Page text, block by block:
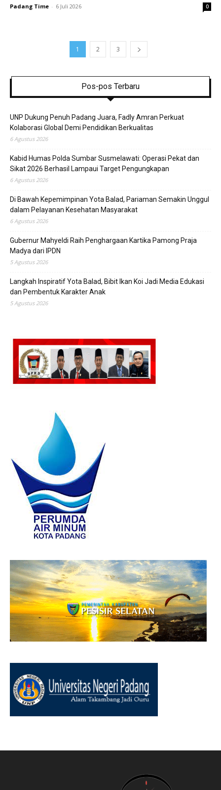
Padang Time - 6 Juli 2026 0
1 2 3
Pos-pos Terbaru
UNP Dukung Penuh Padang Juara, Fadly Amran Perkuat
Kolaborasi Global Demi Pendidikan Berkualitas
6 Agustus 2026
Kabid Humas Polda Sumbar Susmelawati: Operasi Pekat dan
Sikat 2026 Berhasil Lampaui Target Pengungkapan
6 Agustus 2026
Di Bawah Kepemimpinan Yota Balad, Pariaman Semakin Unggul
dalam Pelayanan Kesehatan Masyarakat
6 Agustus 2026
Gubernur Mahyeldi Raih Penghargaan Kartika Pamong Praja
Madya dari IPDN
5 Agustus 2026
Langkah Inspiratif Yota Balad, Bibit Ikan Koi Jadi Media Edukasi
dan Pembentuk Karakter Anak
5 Agustus 2026